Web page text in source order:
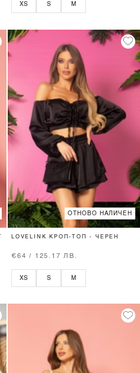
XS S M
ОТНОВО НАЛИЧЕН
LOVELINK КРОП-ТОП - ЧЕРЕН
€64 / 125.17 ЛВ.
XS S M